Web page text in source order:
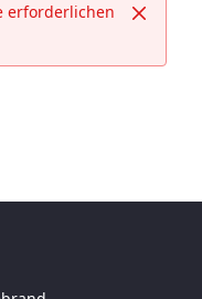
erforderlichen